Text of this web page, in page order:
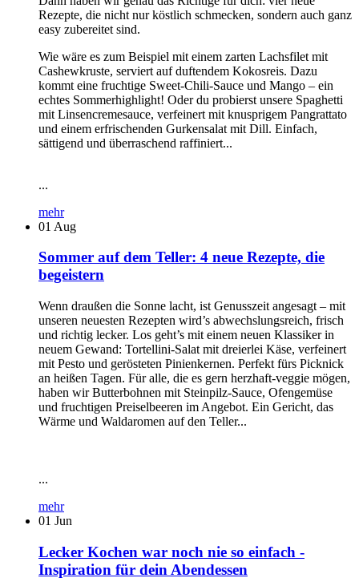
Rezepte, die nicht nur köstlich schmecken, sondern auch ganz
easy zubereitet sind.
Wie wäre es zum Beispiel mit einem zarten Lachsfilet mit
Cashewkruste, serviert auf duftendem Kokosreis. Dazu
kommt eine fruchtige Sweet-Chili-Sauce und Mango – ein
echtes Sommerhighlight! Oder du probierst unsere Spaghetti
mit Linsencremesauce, verfeinert mit knusprigem Pangrattato
und einem erfrischenden Gurkensalat mit Dill. Einfach,
sättigend und überraschend raffiniert...
...
mehr
01 Aug
Sommer auf dem Teller: 4 neue Rezepte, die
begeistern
Wenn draußen die Sonne lacht, ist Genusszeit angesagt – mit
unseren neuesten Rezepten wird’s abwechslungsreich, frisch
und richtig lecker. Los geht’s mit einem neuen Klassiker in
neuem Gewand: Tortellini-Salat mit dreierlei Käse, verfeinert
mit Pesto und gerösteten Pinienkernen. Perfekt fürs Picknick
an heißen Tagen. Für alle, die es gern herzhaft-veggie mögen,
haben wir Butterbohnen mit Steinpilz-Sauce, Ofengemüse
und fruchtigen Preiselbeeren im Angebot. Ein Gericht, das
Wärme und Waldaromen auf den Teller...
...
mehr
01 Jun
Lecker Kochen war noch nie so einfach -
Inspiration für dein Abendessen